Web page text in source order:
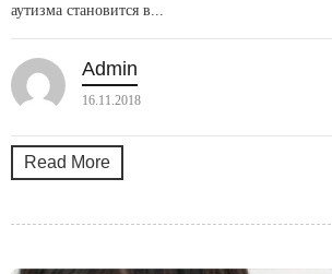
аутизма становится в...
Admin
16.11.2018
Read More